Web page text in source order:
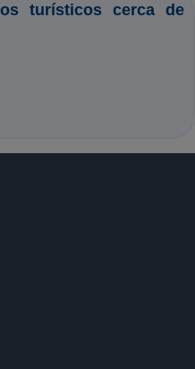
turísticos cerca de